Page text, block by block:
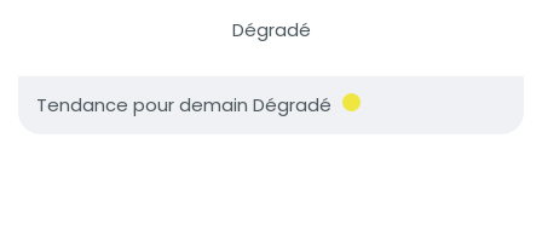
Dégradé
Tendance pour demain Dégradé